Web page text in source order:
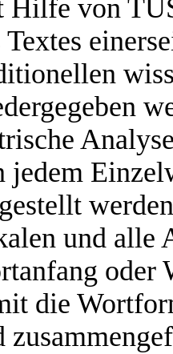
von
Textes
jedem
und alle
oder
die